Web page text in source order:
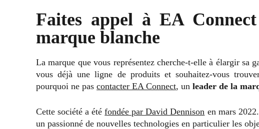
Faites appel à EA
marque blanche
La marque que vous représentez cherche-t-elle à élargir sa
vous déjà une ligne de produits et souhaitez-vous
pourquoi ne pas contacter EA Connect, un leader de la
Cette société a étéfondée par David Dennison en mars
un passionné de nouvelles technologies en particulier les